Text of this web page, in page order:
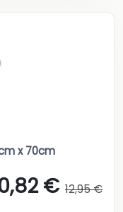
x 70cm
€ 12,95 €